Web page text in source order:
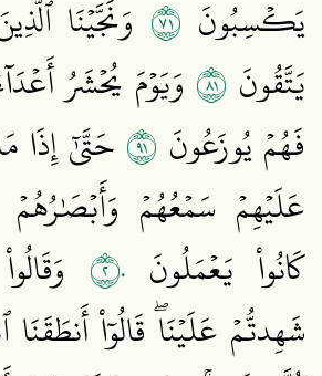
يَكۡسِبُونَ ١٧ وَنَجَّيۡنَا
يَتَّقُونَ ١٨ وَيَوۡمَ يُحۡشَرُ
فَهُمۡ يُوزَعُونَ ١٩ حَتَّىٰٓ إِذَا
عَلَيۡهِمۡ سَمۡعُهُمۡ وَأَبۡصَٰرُهُمۡ
كَانُواْ يَعۡمَلُونَ ٢٠
شَهِدتُّمۡ عَلَيۡنَاۖ قَالُوٓاْ أَنطَقَنَا